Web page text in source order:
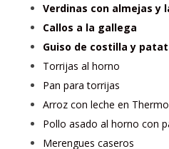
Verdinas con almejas y
Callos a la gallega
Guiso de costilla y
Torrijas al horno
Pan para torrijas
Arroz con leche en
Pollo asado al horno con
Merengues caseros